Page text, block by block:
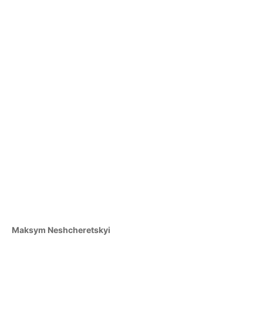
Maksym Neshcheretskyi